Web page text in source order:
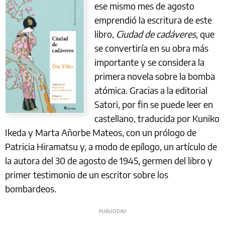
ese mismo mes de agosto
emprendió la escritura de este
libro, Ciudad de cadáveres, que
se convertiría en su obra más
importante y se considera la
primera novela sobre la bomba
atómica. Gracias a la editorial
Satori, por fin se puede leer en
castellano, traducida por Kuniko
Ikeda y Marta Añorbe Mateos, con un prólogo de
Patricia Hiramatsu y, a modo de epílogo, un artículo de
la autora del 30 de agosto de 1945, germen del libro y
primer testimonio de un escritor sobre los
bombardeos.